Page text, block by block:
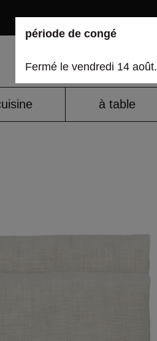
à table
période de congé
Fermé le vendredi 14 août.